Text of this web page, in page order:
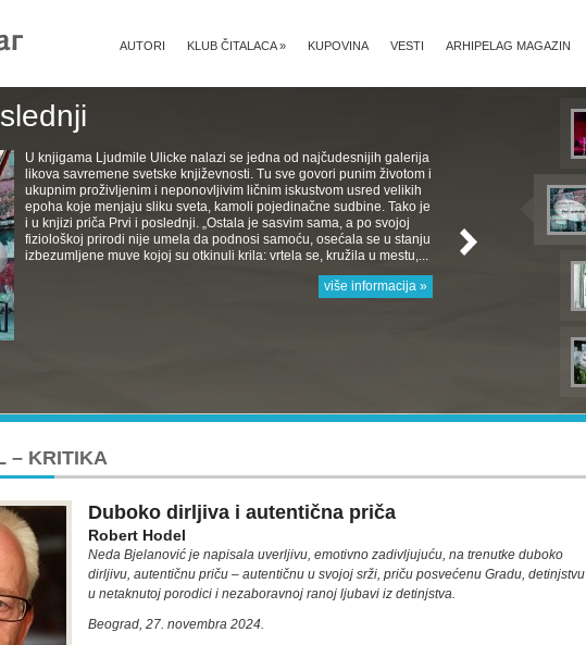
ARHIPELAG MAGAZIN
VESTI
KUPOVINA
KLUB ČITALACA»
AUTORI
U knjigama Ljudmile Ulicke nalazi se jedna od najčudesnijih galerija
likova savremene svetske književnosti. Tu sve govori punim životom i
ukupnim proživljenim i neponovljivim ličnim iskustvom usred velikih
epoha koje menjaju sliku sveta, kamoli pojedinačne sudbine. Tako je
i u knjizi priča Prvi i poslednji. „Ostala je sasvim sama, a po svojoj
fiziološkoj prirodi nije umela da podnosi samoću, osećala se u stanju
izbezumljene muve kojoj su otkinuli krila: vrtela se, kružila u mestu,...
više informacija »
– KRITIKA
Duboko dirljiva i autentična priča
Robert Hodel
Neda Bjelanović je napisala uverljivu, emotivno zadivljujuću, na trenutke duboko
dirljivu, autentičnu priču – autentičnu u svojoj srži, priču posvećenu Gradu, detinjstvu
u netaknutoj porodici i nezaboravnoj ranoj ljubavi iz detinjstva.
Beograd, 27. novembra 2024.